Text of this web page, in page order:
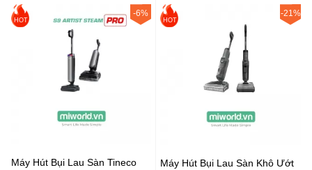
HOT
-6%
Máy Hút Bụi Lau Sàn Tineco
HOT
-21%
Máy Hút Bụi Lau Sàn Khô Ướt